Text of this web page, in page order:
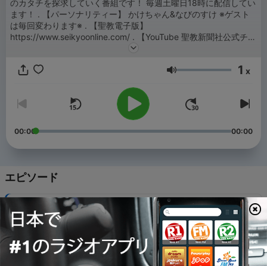
のカタチを探求していく番組です！ 毎週土曜日18時に配信してい
ます！ . 【パーソナリティー】 かけちゃん&なびのすけ ※ゲスト
は毎回変わります※ . 【聖教電子版】
https://www.seikyoonline.com/ . 【YouTube 聖教新聞社公式チャ
教デジタル特集ページ】 https://www.seikyoonline.com/digital/ .
https://www.seikyoonline.com/youth/youth/ . 【ご感想をお寄せ
ください】 labo@seikyo-np.jp . (イラスト・ルノアール兄弟)
音量 1 x
00:00 00:00
エピソード
ナカちゃんと読書の部屋 夏に読みたい本（前編）
01 8月 2026
118 - 「キニナルを調べる」をキイテミル！（後編）